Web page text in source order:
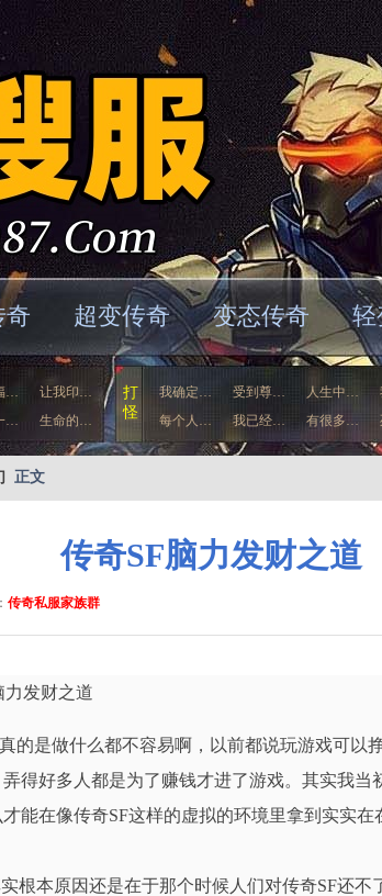
奇 超变传奇 变态传奇 轻
…
让我印…
… 生命的…
打
怪
我确定… 受到尊… 人生中…
每个人…
我已经… 有很多…
正文
传奇SF脑力发财之道
传奇私服家族群
力发财之道
的是做什么都不容易啊，以前都说玩游戏可以
得好多人都是为了赚钱才进了游戏。其实我当
能在像传奇SF这样的虚拟的环境里拿到实实
根本原因还是在于那个时候人们对传奇SF还不